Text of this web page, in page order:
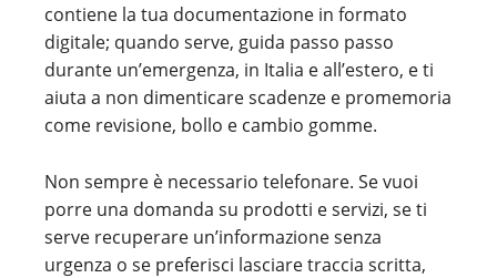
contiene la tua documentazione in formato
digitale; quando serve, guida passo passo
durante un’emergenza, in Italia e all’estero, e ti
aiuta a non dimenticare scadenze e promemoria
come revisione, bollo e cambio gomme.
Non sempre è necessario telefonare. Se vuoi
porre una domanda su prodotti e servizi, se ti
serve recuperare un’informazione senza
urgenza o se preferisci lasciare traccia scritta,